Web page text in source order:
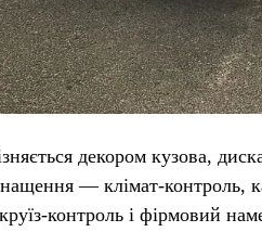
декором кузова,
— клімат-контроль,
контроль і фірмовий